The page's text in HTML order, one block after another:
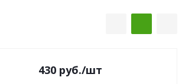
430 руб./шт